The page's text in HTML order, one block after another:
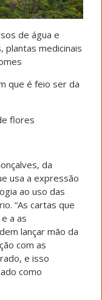
de água e
plantas medicinais
que é feio ser da
flores
da
usa a expressão
ao uso das
“As cartas que
a as
lançar mão da
com as
e isso
como